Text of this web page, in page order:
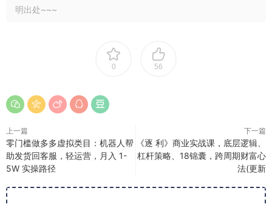
明出处~~~
0 56
上一篇
零门槛做多多虚拟类目：机器人帮
助发货回客服，轻运营，月入 1-
5W 实操路径
下一篇
《逐 利》商业实战课，底层逻辑、
杠杆策略、18锦囊，跨周期财富心
法(更新